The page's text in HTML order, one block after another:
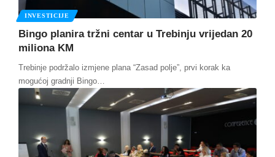
INVESTICIJE
Bingo planira tržni centar u Trebinju vrijedan 20
miliona KM
Trebinje podržalo izmjene plana “Zasad polje”, prvi korak ka
mogućoj gradnji Bingo…